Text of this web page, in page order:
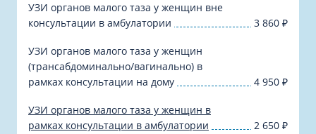
УЗИ органов малого таза у женщин вне
консультации в амбулатории
3 860 ₽
УЗИ органов малого таза у женщин
(трансабдоминально/вагинально) в
рамках консультации на дому
4 950 ₽
УЗИ органов малого таза у женщин в
рамках консультации в амбулатории
2 650 ₽